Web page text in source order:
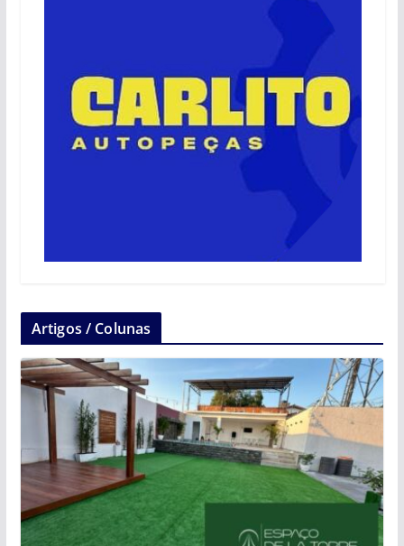
Artigos / Colunas